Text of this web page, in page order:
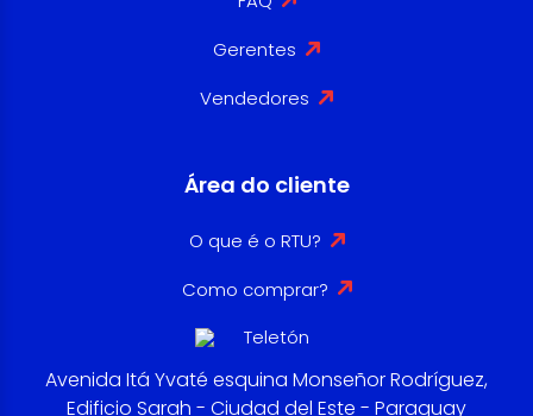
Gerentes
Vendedores
Área do cliente
O que é o RTU?
Como comprar?
Avenida Itá Yvaté esquina Monseñor Rodríguez,
Edificio Sarah - Ciudad del Este - Paraguay